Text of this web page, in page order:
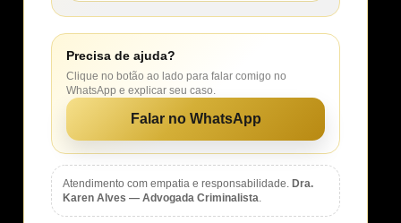
Precisa de ajuda?
Clique no botão ao lado para falar comigo no
WhatsApp e explicar seu caso.
Falar no WhatsApp
Atendimento com empatia e responsabilidade. Dra.
Karen Alves — Advogada Criminalista